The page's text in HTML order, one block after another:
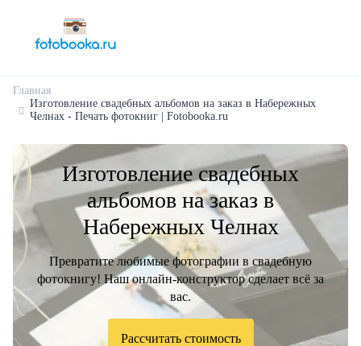
Главная
Изготовление свадебных альбомов на заказ в Набережных
Челнах - Печать фотокниг | Fotobooka.ru
Изготовление свадебных
альбомов на заказ в
Набережных Челнах
Превратите любимые фотографии в свадебную
фотокнигу! Наш онлайн-конструктор сделает всё за
вас.
Рассчитать стоимость